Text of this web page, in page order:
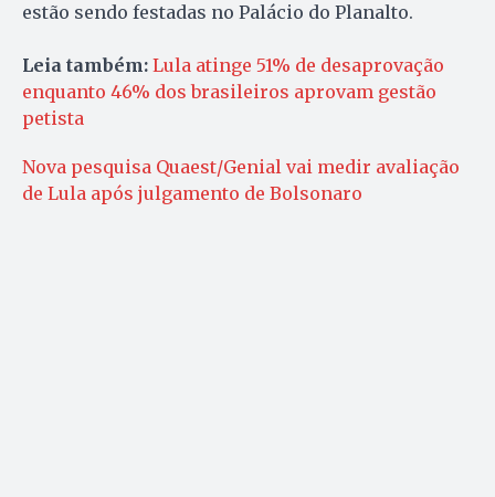
estão sendo festadas no Palácio do Planalto.
Leia também: Lula atinge 51% de desaprovação
enquanto 46% dos brasileiros aprovam gestão
petista
Nova pesquisa Quaest/Genial vai medir avaliação
de Lula após julgamento de Bolsonaro